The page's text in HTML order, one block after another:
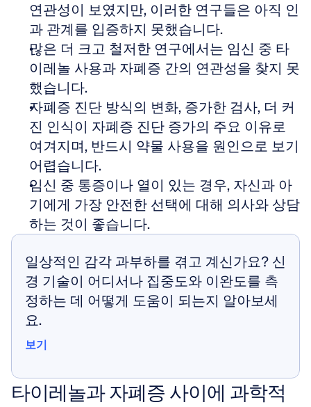
연관성이 보였지만, 이러한 연구들은 아직 인
과 관계를 입증하지 못했습니다.
많은 더 크고 철저한 연구에서는 임신 중 타
이레놀 사용과 자폐증 간의 연관성을 찾지 못
했습니다.
자폐증 진단 방식의 변화, 증가한 검사, 더 커
진 인식이 자폐증 진단 증가의 주요 이유로
여겨지며, 반드시 약물 사용을 원인으로 보기
어렵습니다.
임신 중 통증이나 열이 있는 경우, 자신과 아
기에게 가장 안전한 선택에 대해 의사와 상담
하는 것이 좋습니다.
일상적인 감각 과부하를 겪고 계신가요? 신
경 기술이 어디서나 집중도와 이완도를 측
정하는 데 어떻게 도움이 되는지 알아보세
요.
보기
타이레놀과 자폐증 사이에 과학적